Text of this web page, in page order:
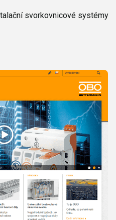
svorkovnicové systémy